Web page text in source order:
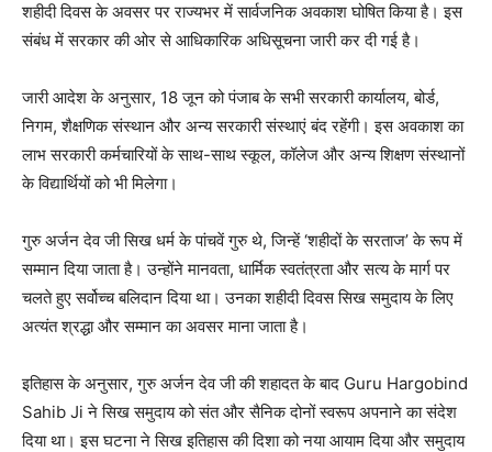
शहीदी दिवस के अवसर पर राज्यभर में सार्वजनिक अवकाश घोषित किया है। इस
संबंध में सरकार की ओर से आधिकारिक अधिसूचना जारी कर दी गई है।
जारी आदेश के अनुसार, 18 जून को पंजाब के सभी सरकारी कार्यालय, बोर्ड,
निगम, शैक्षणिक संस्थान और अन्य सरकारी संस्थाएं बंद रहेंगी। इस अवकाश का
लाभ सरकारी कर्मचारियों के साथ-साथ स्कूल, कॉलेज और अन्य शिक्षण संस्थानों
के विद्यार्थियों को भी मिलेगा।
गुरु अर्जन देव जी सिख धर्म के पांचवें गुरु थे, जिन्हें ‘शहीदों के सरताज’ के रूप में
सम्मान दिया जाता है। उन्होंने मानवता, धार्मिक स्वतंत्रता और सत्य के मार्ग पर
चलते हुए सर्वोच्च बलिदान दिया था। उनका शहीदी दिवस सिख समुदाय के लिए
अत्यंत श्रद्धा और सम्मान का अवसर माना जाता है।
इतिहास के अनुसार, गुरु अर्जन देव जी की शहादत के बाद Guru Hargobind
Sahib Ji ने सिख समुदाय को संत और सैनिक दोनों स्वरूप अपनाने का संदेश
दिया था। इस घटना ने सिख इतिहास की दिशा को नया आयाम दिया और समुदाय